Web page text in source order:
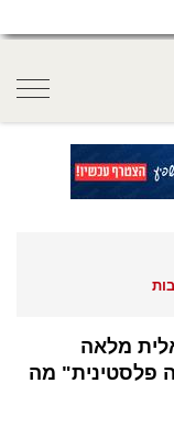
מלאה
פלסטינית" מה